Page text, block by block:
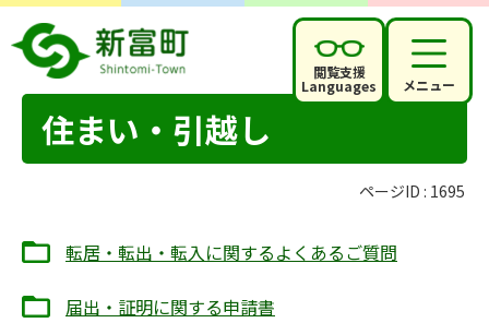
閲覧支援
Languages メニュー
住まい・引越し
ページID : 1695
転居・転出・転入に関するよくあるご質問
届出・証明に関する申請書